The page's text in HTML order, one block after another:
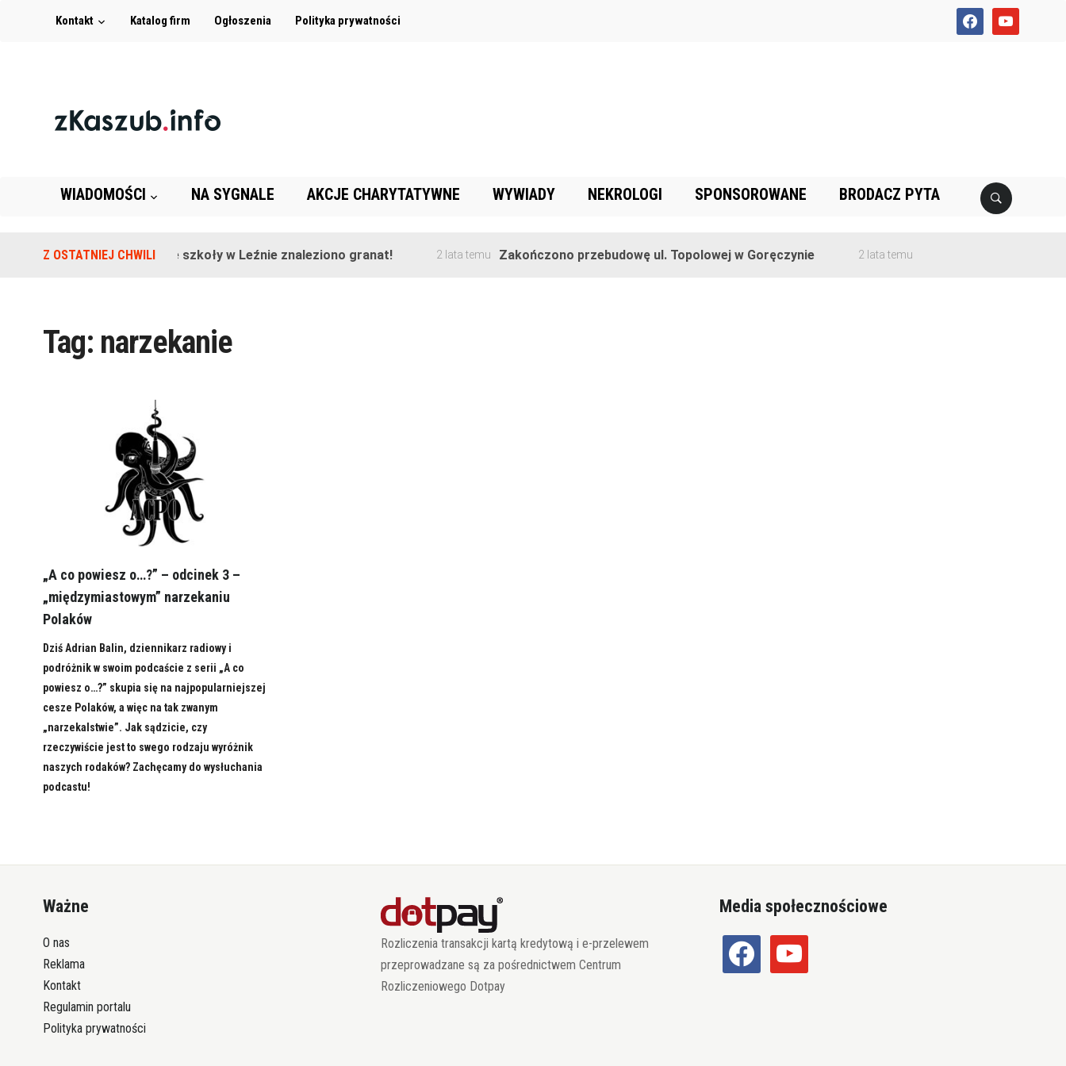
facebookyoutube
Kontakt Katalog firm Ogłoszenia Polityka prywatności
WIADOMOŚCI NA SYGNALE AKCJE CHARYTATYWNE WYWIADY NEKROLOGI SPONSOROWANE BRODACZ PYTA
Z OSTATNIEJ CHWILINa terenie szkoły w Leźnie znaleziono granat! 2 lata temu Zakończono przebudowę ul. Topolowej w Goręczynie 2 lata temu
Tag: narzekanie
„A co powiesz o…?” – odcinek 3 –
„międzymiastowym” narzekaniu
Polaków
Dziś Adrian Balin, dziennikarz radiowy i
podróżnik w swoim podcaście z serii „A co
powiesz o…?” skupia się na najpopularniejszej
cesze Polaków, a więc na tak zwanym
„narzekalstwie”. Jak sądzicie, czy
rzeczywiście jest to swego rodzaju wyróżnik
naszych rodaków? Zachęcamy do wysłuchania
podcastu!
Ważne
O nas
Reklama
Kontakt
Regulamin portalu
Polityka prywatności
Rozliczenia transakcji kartą kredytową i e-przelewem
przeprowadzane są za pośrednictwem Centrum
Rozliczeniowego Dotpay
Media społecznościowe
facebook youtube